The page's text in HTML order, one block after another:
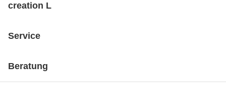
creation L
Service
Beratung